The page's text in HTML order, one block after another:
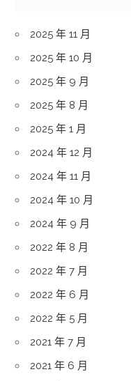
2025 年 11 月
2025 年 10 月
2025 年 9 月
2025 年 8 月
2025 年 1 月
2024 年 12 月
2024 年 11 月
2024 年 10 月
2024 年 9 月
2022 年 8 月
2022 年 7 月
2022 年 6 月
2022 年 5 月
2021 年 7 月
2021 年 6 月